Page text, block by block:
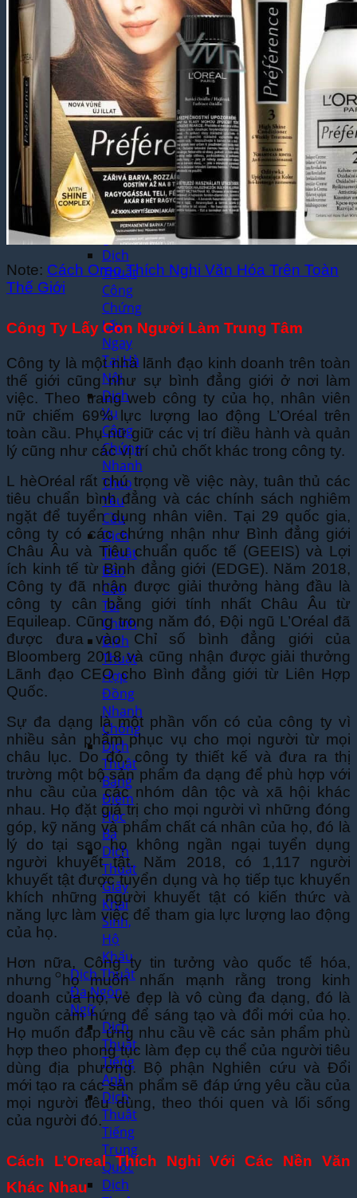
Chuẩn
Thuật
Ngữ
Dịch
Thuật
Chuyên
Ngành
Mỹ
Phẩm
Chuyên
Nghiệp
Dịch Thuật
Công
Chứng
Dịch
Thuật
Công
Chứng
Lấy
Ngay
Tại Hà
Nội
Dịch
Vụ
Công
Chứng
Nhanh
Theo
Yêu
Cầu
Dịch
Thuật
Báo
Cáo
Tài
Chính
Dịch
Thuật
Hợp
Đồng
Nhanh
Chóng
Dịch
Thuật
Bảng
Điểm
Học
Bạ
Dịch
Thuật
Giấy
Khai
Sinh,
Hộ
Khẩu
Dịch Thuật
Đa Ngôn
Ngữ
Dịch
Thuật
Tiếng
Anh
Dịch
Thuật
Tiếng
Trung
Quốc
Dịch
Note: Cách Oreo Thích Nghi Văn Hóa Trên Toàn
Thế Giới
Công Ty Lấy Con Người Làm Trung Tâm
Công ty là một nhà lãnh đạo kinh doanh trên toàn
thế giới cũng như sự bình đẳng giới ở nơi làm
việc. Theo trang web công ty của họ, nhân viên
nữ chiếm 69% lực lượng lao động L’Oréal trên
toàn cầu. Phụ nữ giữ các vị trí điều hành và quản
lý cũng như các vị trí chủ chốt khác trong công ty.
L hèOréal rất chú trọng về việc này, tuân thủ các
tiêu chuẩn bình đẳng và các chính sách nghiêm
ngặt để tuyển dụng nhân viên. Tại 29 quốc gia,
công ty có các chứng nhận như Bình đẳng giới
Châu Âu và Tiêu chuẩn quốc tế (GEEIS) và Lợi
ích kinh tế từ Bình đẳng giới (EDGE). Năm 2018,
Công ty đã nhận được giải thưởng hàng đầu là
công ty cân bằng giới tính nhất Châu Âu từ
Equileap. Cũng trong năm đó, Đội ngũ L’Oréal đã
được đưa vào Chỉ số bình đẳng giới của
Bloomberg 2018 và cũng nhận được giải thưởng
Lãnh đạo CEO cho Bình đẳng giới từ Liên Hợp
Quốc.
Sự đa dạng là một phần vốn có của công ty vì
nhiều sản phẩm phục vụ cho mọi người từ mọi
châu lục. Do đó, công ty thiết kế và đưa ra thị
trường một bộ sản phẩm đa dạng để phù hợp với
nhu cầu của các nhóm dân tộc và xã hội khác
nhau. Họ đặt giá trị cho mọi người vì những đóng
góp, kỹ năng và phẩm chất cá nhân của họ, đó là
lý do tại sao họ không ngần ngại tuyển dụng
người khuyết tật. Năm 2018, có 1,117 người
khuyết tật được tuyển dụng và họ tiếp tục khuyến
khích những người khuyết tật có kiến thức và
năng lực làm việc để tham gia lực lượng lao động
của họ.
Hơn nữa, Công ty tin tưởng vào quốc tế hóa,
nhưng họ muốn nhấn mạnh rằng trong kinh
doanh của họ, vẻ đẹp là vô cùng đa dạng, đó là
nguồn cảm hứng để sáng tạo và đổi mới của họ.
Họ muốn đáp ứng nhu cầu về các sản phẩm phù
hợp theo phong tục làm đẹp cụ thể của người tiêu
dùng địa phương. Bộ phận Nghiên cứu và Đổi
mới tạo ra các sản phẩm sẽ đáp ứng yêu cầu của
mọi người tiêu dùng, theo thói quen và lối sống
của người đó.
Cách L’Oreal Thích Nghi Với Các Nền Văn
Khác Nhau